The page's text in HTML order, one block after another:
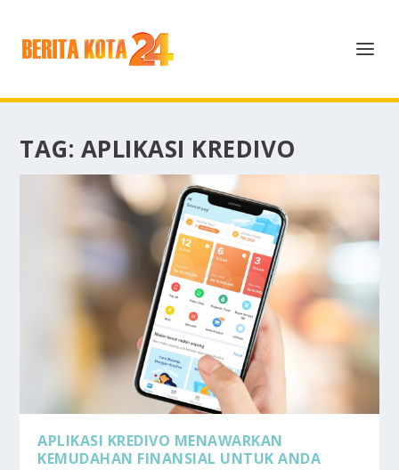
TAG: APLIKASI KREDIVO
APLIKASI KREDIVO MENAWARKAN
KEMUDAHAN FINANSIAL UNTUK ANDA